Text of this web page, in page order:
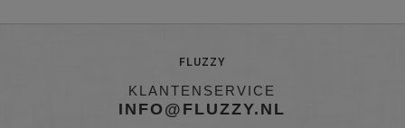
FLUZZY
KLANTENSERVICE
INFO@FLUZZY.NL